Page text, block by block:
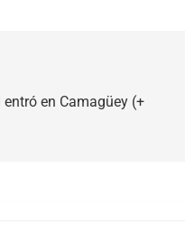
en Camagüey (+